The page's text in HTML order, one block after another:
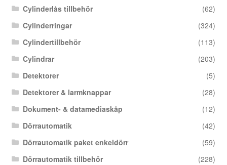
Cylinderlås tillbehör
(62)
Cylinderringar
(324)
Cylindertillbehör
(113)
Cylindrar
(203)
Detektorer
(5)
Detektorer & larmknappar
(28)
Dokument- & datamediaskåp
(12)
Dörrautomatik
(42)
Dörrautomatik paket enkeldörr
(59)
Dörrautomatik tillbehör
(228)